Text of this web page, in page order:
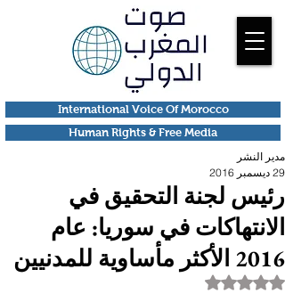
Human Rights & Free Media
International Voice Of Morocco
رئيس لجنة التحقيق في
الانتهاكات في سوريا: عام
2016 الأكثر مأساوية للمدنيين
مدير النشر
29 ديسمبر 2016
تم التقييم بـ ليس رقمًا من أصل 5 نجوم.